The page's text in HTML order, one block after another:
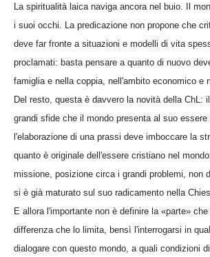
La spiritualità laica naviga ancora nel buio. Il
i suoi occhi. La predicazione non propone che
deve far fronte a situazioni e modelli di vita
proclamati: basta pensare a quanto di nuovo
famiglia e nella coppia, nell'ambito economico e
Del resto, questa è davvero la novità della ChL:
grandi sfide che il mondo presenta al suo
l'elaborazione di una prassi deve imboccare la
quanto è originale dell'essere cristiano nel
missione, posizione circa i grandi problemi, non
si è già maturato sul suo radicamento nella
E allora l'importante non è definire la «parte»
differenza che lo limita, bensì l'interrogarsi in
dialogare con questo mondo, a quali condizioni